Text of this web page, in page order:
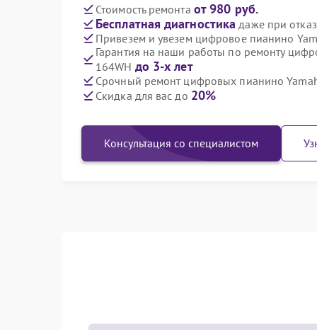
Стоимость ремонта от 980 руб.
Бесплатная диагностика даже при
Привезем и увезем цифровое пианино
Гарантия на наши работы по ремонту
164WH до 3-х лет
Срочный ремонт цифровых пианино
Скидка для вас до 20%
Консультация со специалистом